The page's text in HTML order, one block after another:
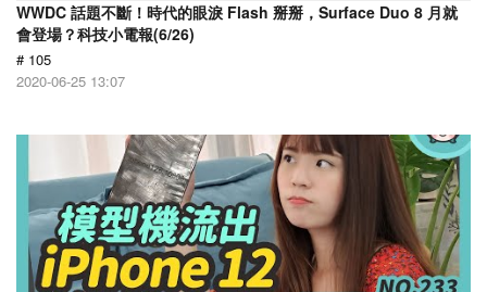
WWDC 話題不斷！時代的眼淚 Flash 掰掰，Surface Duo 8 月就
會登場？科技小電報(6/26)
# 105
2020-06-25 13:07